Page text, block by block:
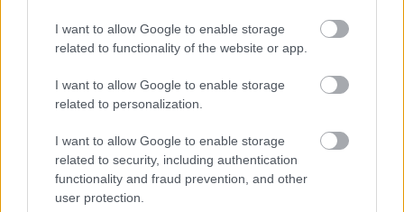
I want to allow Google to enable storage
related to functionality of the website or app.
I want to allow Google to enable storage
related to personalization.
I want to allow Google to enable storage
related to security, including authentication
functionality and fraud prevention, and other
user protection.
szabályzatot!
LEGFRISSEBB
Országos hírek
Amire többmillióan vártunk: szombattól